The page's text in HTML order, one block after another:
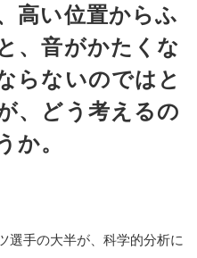
高い位置からふ
、音がかたくな
らないのではと
、どう考えるの
か。
手の大半が、科学的分析に